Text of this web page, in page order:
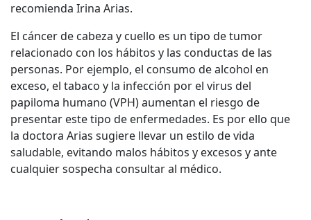
recomienda Irina Arias.
El cáncer de cabeza y cuello es un tipo de tumor
relacionado con los hábitos y las conductas de las
personas. Por ejemplo, el consumo de alcohol en
exceso, el tabaco y la infección por el virus del
papiloma humano (VPH) aumentan el riesgo de
presentar este tipo de enfermedades. Es por ello que
la doctora Arias sugiere llevar un estilo de vida
saludable, evitando malos hábitos y excesos y ante
cualquier sospecha consultar al médico.